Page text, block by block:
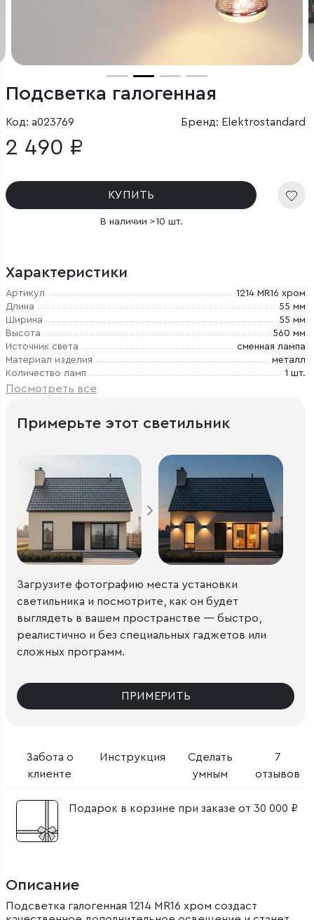
Подсветка галогенная
Код: a023769 Бренд: Elektrostandard
2 490 ₽
КУПИТЬ
В наличии >10 шт.
Характеристики
Артикул
1214 MR16 хром
Длина
55 мм
Ширина
55 мм
Высота
560 мм
Источник света
сменная лампа
Материал изделия
металл
Количество ламп
1 шт.
Посмотреть все
Забота о
клиенте
Инструкция
Сделать
умным
7
отзывов
Подарок в корзине при заказе от 30 000 ₽
Примерьте этот светильник
Загрузите фотографию места установки
светильника и посмотрите, как он будет
выглядеть в вашем пространстве — быстро,
реалистично и без специальных гаджетов или
сложных программ.
ПРИМЕРИТЬ
Описание
Подсветка галогенная 1214 MR16 хром создаст